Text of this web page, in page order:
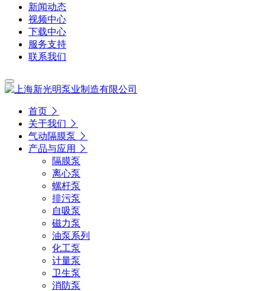
新闻动态
视频中心
下载中心
服务支持
联系我们
首页
关于我们
气动隔膜泵
产品与应用
隔膜泵
离心泵
螺杆泵
排污泵
自吸泵
磁力泵
油泵系列
化工泵
计量泵
卫生泵
消防泵